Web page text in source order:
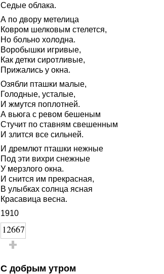
Седые облака.
А по двору метелица
Ковром шелковым стелется,
Но больно холодна.
Воробышки игривые,
Как детки сиротливые,
Прижались у окна.
Озябли пташки малые,
Голодные, усталые,
И жмутся поплотней.
А вьюга с ревом бешеным
Стучит по ставням свешенным
И злится все сильней.
И дремлют пташки нежные
Под эти вихри снежные
У мерзлого окна.
И снится им прекрасная,
В улыбках солнца ясная
Красавица весна.
1910
12667
С добрым утром